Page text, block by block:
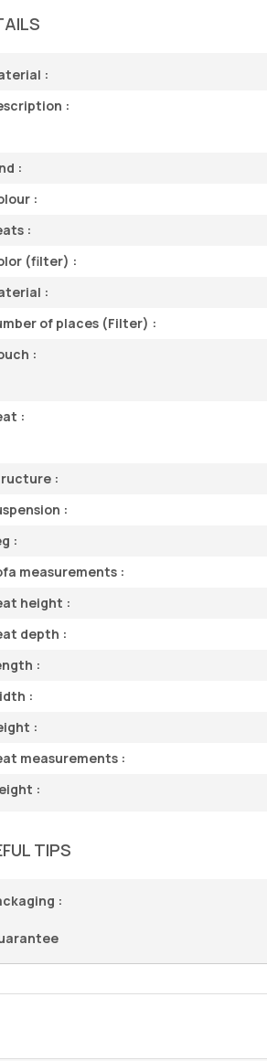
:
:
:
:
:
(filter) :
:
of places (Filter) :
:
:
:
:
:
measurements :
height :
depth :
:
:
:
measurements :
:
TIPS
: